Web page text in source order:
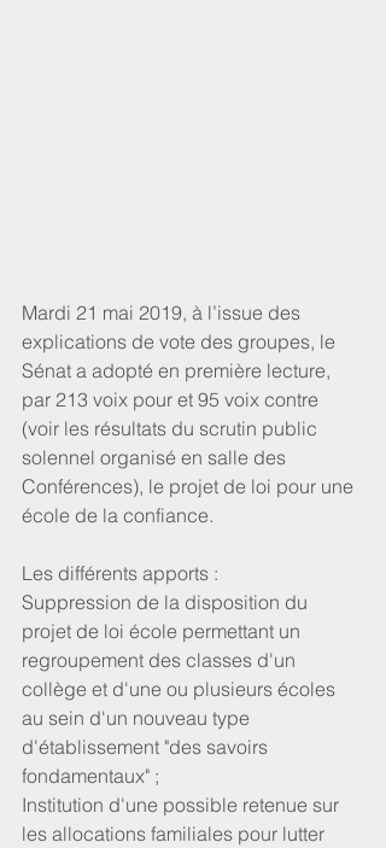
Mardi 21 mai 2019, à l’issue des
explications de vote des groupes, le
Sénat a adopté en première lecture,
par 213 voix pour et 95 voix contre
(voir les résultats du scrutin public
solennel organisé en salle des
Conférences), le projet de loi pour une
école de la confiance.
Les différents apports :
Suppression de la disposition du
projet de loi école permettant un
regroupement des classes d'un
collège et d'une ou plusieurs écoles
au sein d'un nouveau type
d'établissement "des savoirs
fondamentaux" ;
Institution d'une possible retenue sur
les allocations familiales pour lutter